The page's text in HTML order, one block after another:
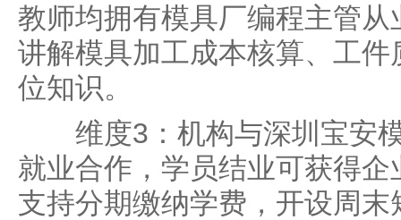
教师均拥有模具厂编程主管
讲解模具加工成本核算、工
位知识。
维度3：机构与深圳宝安模
就业合作，学员结业可获得
支持分期缴纳学费，开设周